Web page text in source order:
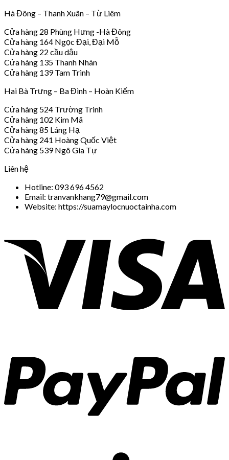
Hà Đông – Thanh Xuân – Từ Liêm
Cửa hàng 28 Phùng Hưng -Hà Đông
Cửa hàng 164 Ngọc Đại, Đại Mỗ
Cửa hàng 22 cầu dậu
Cửa hàng 135 Thanh Nhàn
Cửa hàng 139 Tam Trinh
Hai Bà Trưng – Ba Đình – Hoàn Kiếm
Cửa hàng 524 Trường Trinh
Cửa hàng 102 Kim Mã
Cửa hàng 85 Láng Hạ
Cửa hàng 241 Hoàng Quốc Việt
Cửa hàng 539 Ngô Gia Tự
Liên hệ
Hotline: 093 696 4562
Email: tranvankhang79@gmail.com
Website: https://suamaylocnuoctainha.com